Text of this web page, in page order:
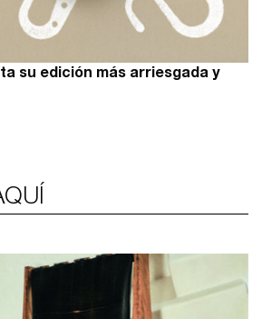
su edición más arriesgada y